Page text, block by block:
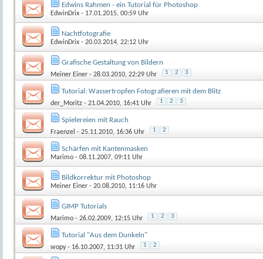
Edwins Rahmen - ein Tutorial für Photoshop
EdwinDrix - 17.01.2015, 00:59 Uhr
Nachtfotografie
EdwinDrix - 20.03.2014, 22:12 Uhr
Grafische Gestaltung von Bildern
Meiner Einer - 28.03.2010, 22:29 Uhr 1 2 3
Tutorial: Wassertropfen Fotografieren mit dem Blitz
der_Moritz - 21.04.2010, 16:41 Uhr 1 2 3
Spielereien mit Rauch
Fraenzel - 25.11.2010, 16:36 Uhr 1 2
Schärfen mit Kantenmasken
Marimo - 08.11.2007, 09:11 Uhr
Bildkorrektur mit Photoshop
Meiner Einer - 20.08.2010, 11:16 Uhr
GIMP Tutorials
Marimo - 26.02.2009, 12:15 Uhr 1 2 3
Tutorial "Aus dem Dunkeln"
wopy- 16.10.2007, 11:31 Uhr 1 2